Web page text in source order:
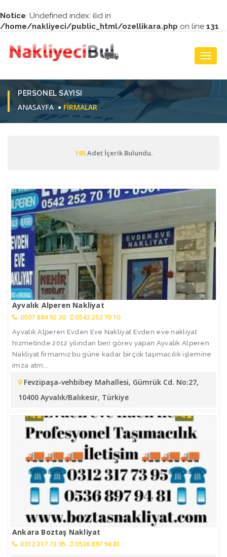
Notice: Undefined index: ilid in
/home/nakliyeci/public_html/ozellikara.php on line 131
PERSONEL SAYISI
ANASAYFA FIRMALAR
195Adet İçerik Bulundu.
Ayvalık Alperen Nakliyat
0507 884 92 20 0542 252 70 10
Ayvalık Alperen Evden Eve Nakliyat Evden eve nakliyat
hizmetinde 2012 yılından beri görev yapan Ayvalık Alperen
Nakliyat firmamız bu güne kadar birçok taşımacılık işlemine
imza atm...
Fevzipaşa-vehbibey Mahallesi, Gümrük Cd. No:27,
10400 Ayvalık/Balıkesir, Türkiye
Ankara Boztaş Nakliyat
0312 317 73 95 0536 897 94 81